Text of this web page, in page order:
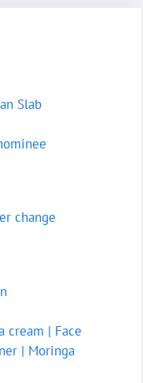
Slab
change
cream | Face
| Moringa